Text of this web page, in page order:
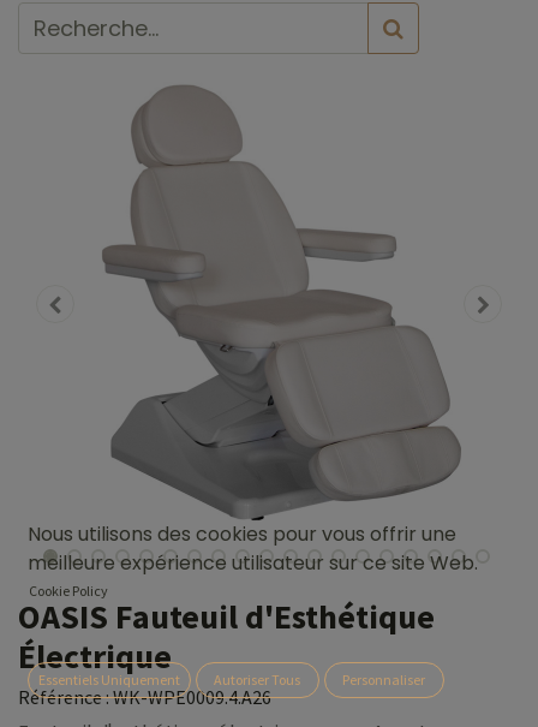
OASIS Fauteuil d'Esthétique
Électrique
Référence :WK-WPE0009.4.A26
Nous utilisons des cookies pour vous offrir une
meilleure expérience utilisateur sur ce site Web.
Cookie Policy
Essentiels Uniquement Autoriser Tous Personnaliser